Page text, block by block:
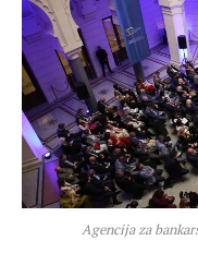
Agencija za